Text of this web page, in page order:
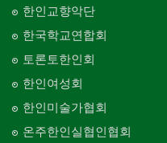
한인교향악단
한국학교연합회
토론토한인회
한인여성회
한인미술가협회
온주한인실협인협회